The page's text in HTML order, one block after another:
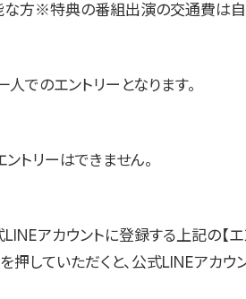
な方※特典の番組出演の交通費は自
人でのエントリーとなります。
トリーはできません。
LINEアカウントに登録する上記の【
押していただくと、公式LINEアカウ